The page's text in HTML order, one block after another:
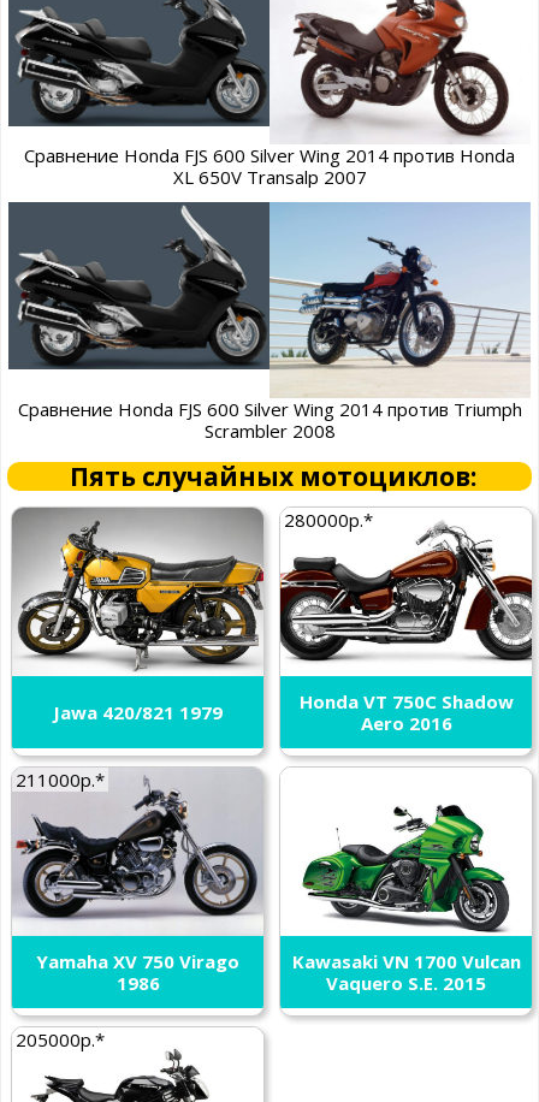
Сравнение Honda FJS 600 Silver Wing 2014 против Honda
XL 650V Transalp 2007
Сравнение Honda FJS 600 Silver Wing 2014 против Triumph
Scrambler 2008
Пять случайных мотоциклов:
Jawa 420/821 1979
280000р.*
Honda VT 750C Shadow
Aero 2016
211000р.*
Yamaha XV 750 Virago
1986
Kawasaki VN 1700 Vulcan
Vaquero S.E. 2015
205000р.*